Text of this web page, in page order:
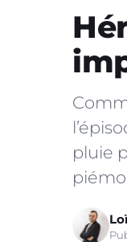
pluie